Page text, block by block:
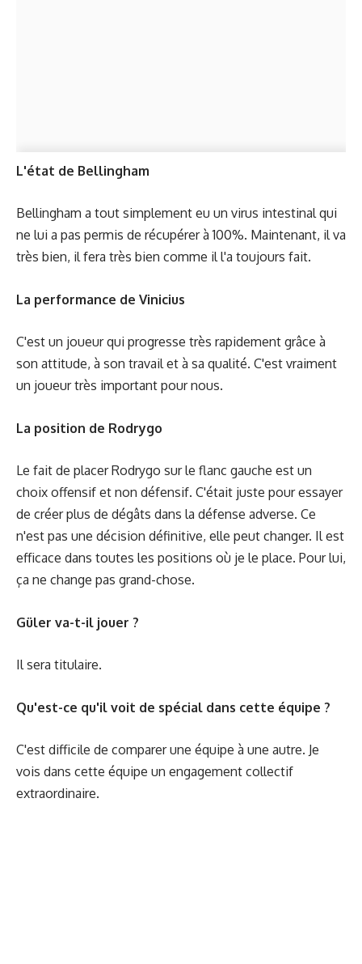
L'état de Bellingham
Bellingham a tout simplement eu un virus intestinal qui
ne lui a pas permis de récupérer à 100%. Maintenant, il va
très bien, il fera très bien comme il l'a toujours fait.
La performance de Vinicius
C'est un joueur qui progresse très rapidement grâce à
son attitude, à son travail et à sa qualité. C'est vraiment
un joueur très important pour nous.
La position de Rodrygo
Le fait de placer Rodrygo sur le flanc gauche est un
choix offensif et non défensif. C'était juste pour essayer
de créer plus de dégâts dans la défense adverse. Ce
n'est pas une décision définitive, elle peut changer. Il est
efficace dans toutes les positions où je le place. Pour lui,
ça ne change pas grand-chose.
Güler va-t-il jouer ?
Il sera titulaire.
Qu'est-ce qu'il voit de spécial dans cette équipe ?
C'est difficile de comparer une équipe à une autre. Je
vois dans cette équipe un engagement collectif
extraordinaire.